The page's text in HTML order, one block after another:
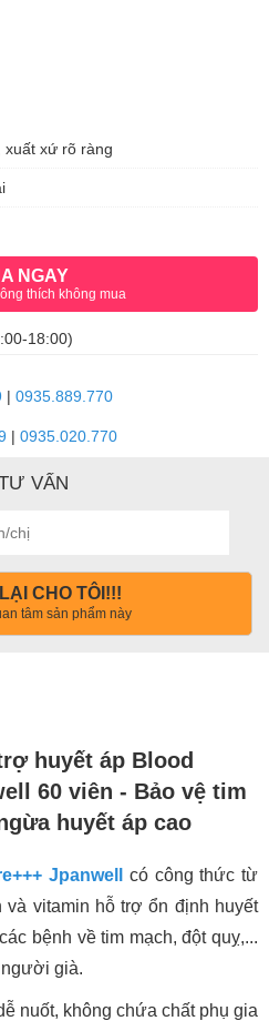
xuất xứ rõ ràng
NGAY
thích không mua
18:00)
| 0935.889.770
| 0935.020.770
VẤN
CHO TÔI!!!
tâm sản phẩm này
huyết áp Blood
60 viên - Bảo vệ tim
huyết áp cao
Jpanwell
có công thức từ
và vitamin hỗ trợ ổn định huyết
bệnh về tim mạch, đột quỵ,...
già.
nuốt, không chứa chất phụ gia